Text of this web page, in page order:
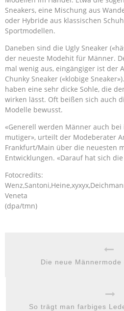
Sneakers, eine Mischung aus
oder Hybride aus klassischen
Sportmodellen.
Daneben sind die Ugly Sneaker
der neueste Modehit für Männer.
mal wenig aus, eingängiger ist der
Chunky Sneaker («klobige
haben eine sehr dicke Sohle, die
wirken lässt. Oft beißen sich auch
Modelle bewusst.
«Generell werden Männer auch
mutiger», urteilt der Modeberater
Frankfurt/Main über die neuesten
Entwicklungen. «Darauf hat sich
Fotocredits:
Veneta
(dpa/tmn)
Die neue
So trägt man farbiges